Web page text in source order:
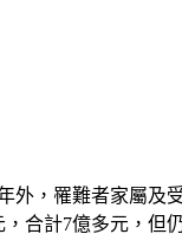
外，罹難者家屬及
合計7億多元，但